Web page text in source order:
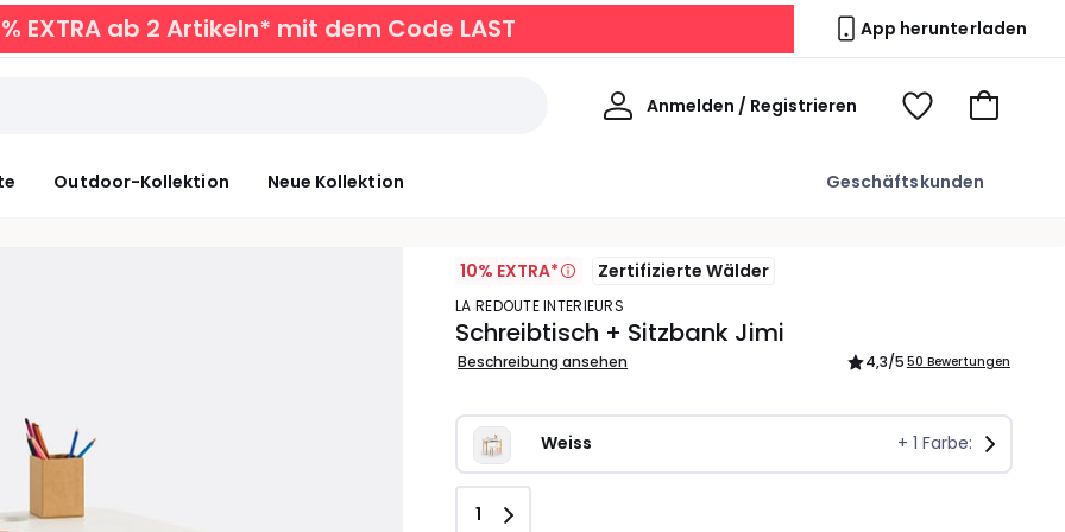
EXTRA ab 2 Artikeln* mit dem Code LAST App herunterladen
Outdoor-Kollektion Neue Kollektion Geschäftskunden
Anmelden / Registrieren
Willkommen
Voir
Zum
10% EXTRA* Zertifizierte Wälder
LA REDOUTE INTERIEURS
Schreibtisch + Sitzbank Jimi
Beschreibung ansehen 4,3/5 50 Bewertungen
Weiss + 1 Farbe:
Anzahl
1